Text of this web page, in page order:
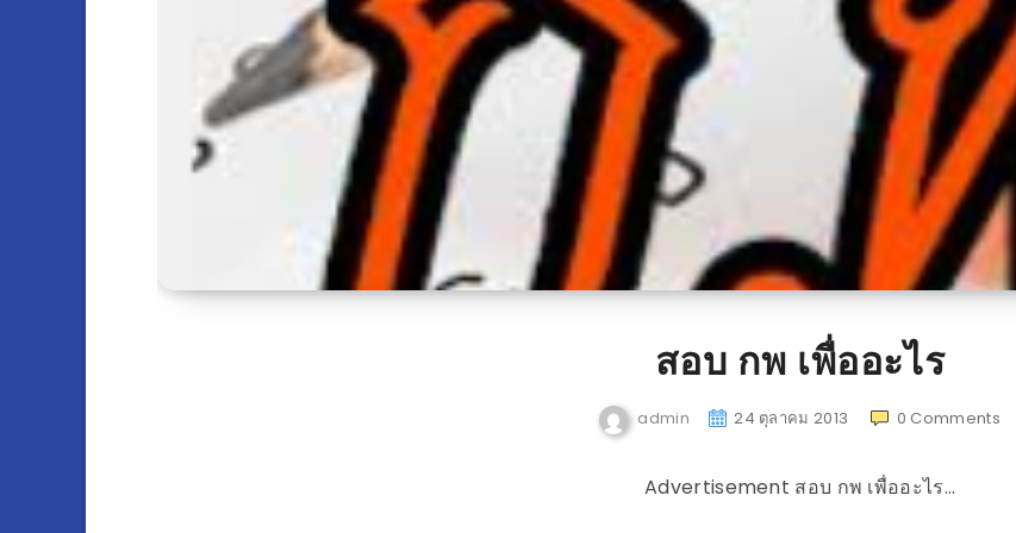
สอบ กพ เพื่ออะไร
admin 24 ตุลาคม 2013 0 Comments
Advertisement สอบ กพ เพื่ออะไร…